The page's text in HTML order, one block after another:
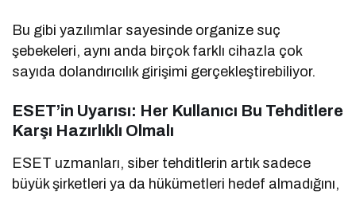
Bu gibi yazılımlar sayesinde organize suç
şebekeleri, aynı anda birçok farklı cihazla çok
sayıda dolandırıcılık girişimi gerçekleştirebiliyor.
ESET’in Uyarısı: Her Kullanıcı Bu Tehditlere
Karşı Hazırlıklı Olmalı
ESET uzmanları, siber tehditlerin artık sadece
büyük şirketleri ya da hükümetleri hedef almadığını,